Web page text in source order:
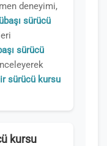
deneyimi,
sürücü
sürücü
sürücü kursu
kursu